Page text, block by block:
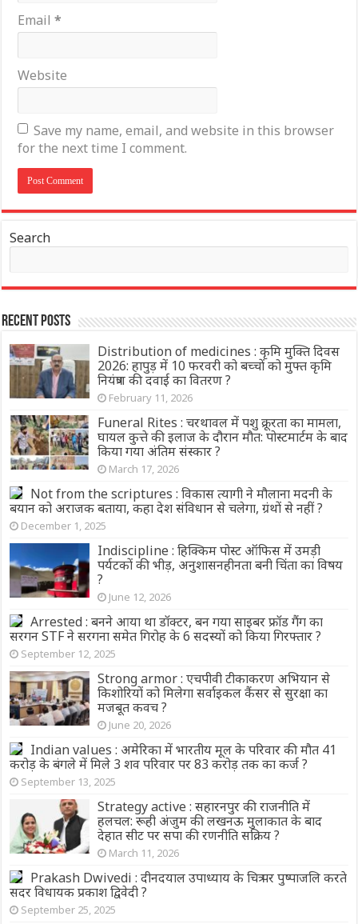
Email*
Website
Save my name, email, and website in this browser
for the next time I comment.
Search
Recent Posts
Distribution of medicines : कृमि मुक्ति दिवस
2026: हापुड़ में 10 फरवरी को बच्चों को मुफ्त कृमि
नियंत्रण की दवाई का वितरण ?
February 11, 2026
Funeral Rites : चरथावल में पशु क्रूरता का मामला,
घायल कुत्ते की इलाज के दौरान मौत: पोस्टमार्टम के बाद
किया गया अंतिम संस्कार ?
March 17, 2026
Not from the scriptures : विकास त्यागी ने मौलाना मदनी के
बयान को अराजक बताया, कहा देश संविधान से चलेगा, ग्रंथों से नहीं ?
December 1, 2025
Indiscipline : हिक्किम पोस्ट ऑफिस में उमड़ी
पर्यटकों की भीड़, अनुशासनहीनता बनी चिंता का विषय
?
June 12, 2026
Arrested : बनने आया था डॉक्टर, बन गया साइबर फ्रॉड गैंग का
सरगन STF ने सरगना समेत गिरोह के 6 सदस्यों को किया गिरफ्तार ?
September 12, 2025
Strong armor : एचपीवी टीकाकरण अभियान से
किशोरियों को मिलेगा सर्वाइकल कैंसर से सुरक्षा का
मजबूत कवच ?
June 20, 2026
Indian values : अमेरिका में भारतीय मूल के परिवार की मौत 41
करोड़ के बंगले में मिले 3 शव परिवार पर 83 करोड़ तक का कर्ज ?
September 13, 2025
Strategy active : सहारनपुर की राजनीति में
हलचल: रूही अंजुम की लखनऊ मुलाकात के बाद
देहात सीट पर सपा की रणनीति सक्रिय ?
March 11, 2026
Prakash Dwivedi : दीनदयाल उपाध्याय के चित्र पर पुष्पाजलि करते
सदर विधायक प्रकाश द्विवेदी ?
September 25, 2025